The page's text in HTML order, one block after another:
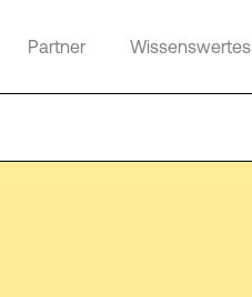
Partner Wissenswertes